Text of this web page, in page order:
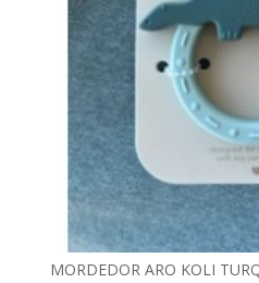
MORDEDOR ARO KOLI